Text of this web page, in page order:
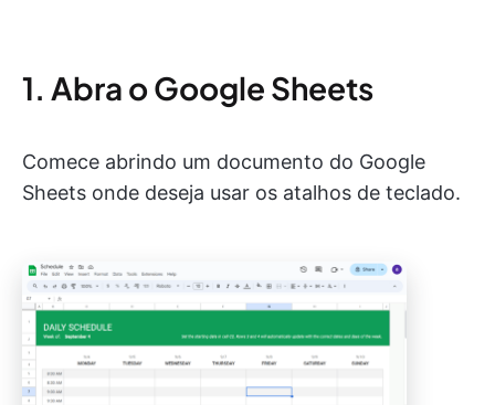
1. Abra o Google Sheets
Comece abrindo um documento do Google
Sheets onde deseja usar os atalhos de teclado.